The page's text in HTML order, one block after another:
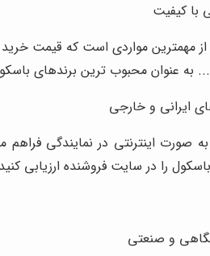
با کیفیت
مهمترین مواردی است که قیمت خرید
به عنوان محبوب ترین برندهای
ایرانی و خارجی
صورت اینترنتی در نمایندگی فراهم
را در سایت فروشنده ارزیابی
و صنعتی